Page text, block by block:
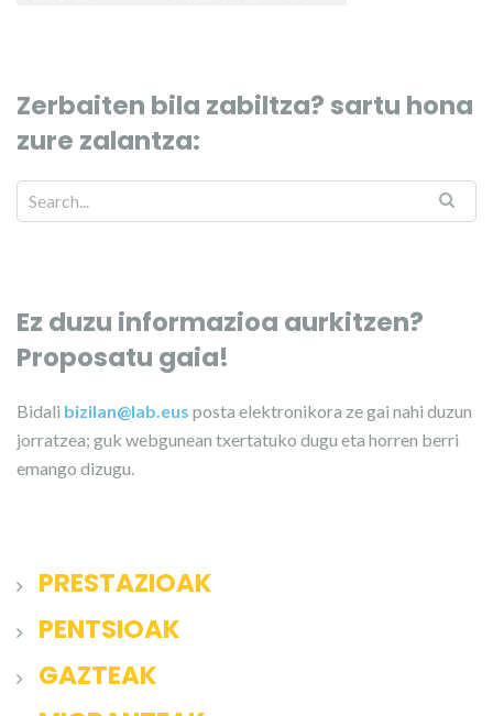
Zerbaiten bila zabiltza? sartu hona
zure zalantza:
Ez duzu informazioa aurkitzen?
Proposatu gaia!
Bidali bizilan@lab.eus posta elektronikora ze gai nahi duzun
jorratzea; guk webgunean txertatuko dugu eta horren berri
emango dizugu.
PRESTAZIOAK
PENTSIOAK
GAZTEAK